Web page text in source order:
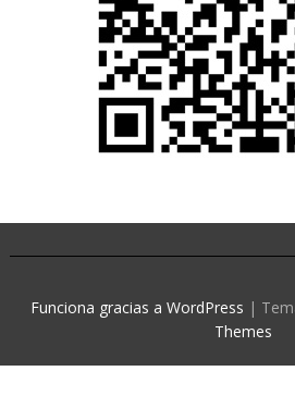
Funciona gracias a WordPress |
Themes